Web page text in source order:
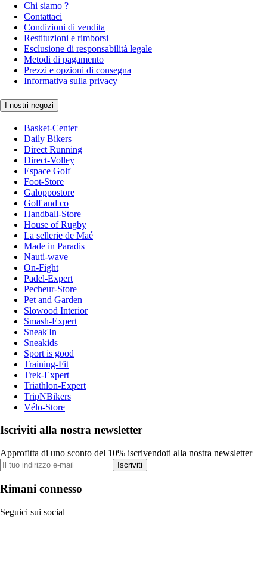
Chi siamo ?
Contattaci
Condizioni di vendita
Restituzioni e rimborsi
Esclusione di responsabilità legale
Metodi di pagamento
Prezzi e opzioni di consegna
Informativa sulla privacy
I nostri negozi
Basket-Center
Daily Bikers
Direct Running
Direct-Volley
Espace Golf
Foot-Store
Galoppostore
Golf and co
Handball-Store
House of Rugby
La sellerie de Maé
Made in Paradis
Nauti-wave
On-Fight
Padel-Expert
Pecheur-Store
Pet and Garden
Slowood Interior
Smash-Expert
Sneak'In
Sneakids
Sport is good
Training-Fit
Trek-Expert
Triathlon-Expert
TripNBikers
Vélo-Store
Iscriviti alla nostra newsletter
Approfitta di uno sconto del 10% iscrivendoti alla nostra newsletter
Iscriviti
Rimani connesso
Seguici sui social